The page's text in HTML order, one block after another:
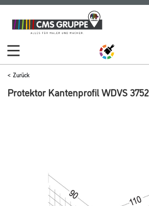
Zum
Inhalt
Zum
Navigationsmenü
Zurück
Protektor Kantenprofil WDVS 3752